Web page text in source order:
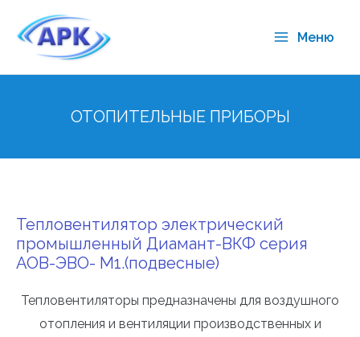
Меню
ОТОПИТЕЛЬНЫЕ ПРИБОРЫ
Тепловентилятор электрический
промышленный Диамант-ВКФ серия
АОВ-ЭВО- М1.(подвесные)
Тепловентиляторы предназначены для воздушного
отопления и вентиляции производственных и